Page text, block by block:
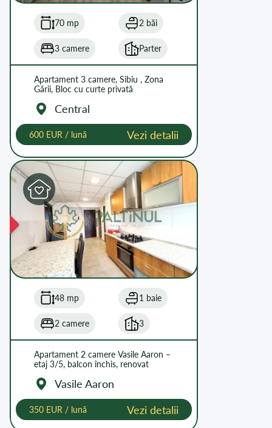
70 mp 2 băi
3 camere Parter
Apartament 3 camere, Sibiu , Zona
Gării, Bloc cu curte privată
Central
600 EUR / lună Vezi detalii
48 mp 1 baie
2 camere 3
Apartament 2 camere Vasile Aaron –
etaj 3/5, balcon închis, renovat
Vasile Aaron
350 EUR / lună Vezi detalii